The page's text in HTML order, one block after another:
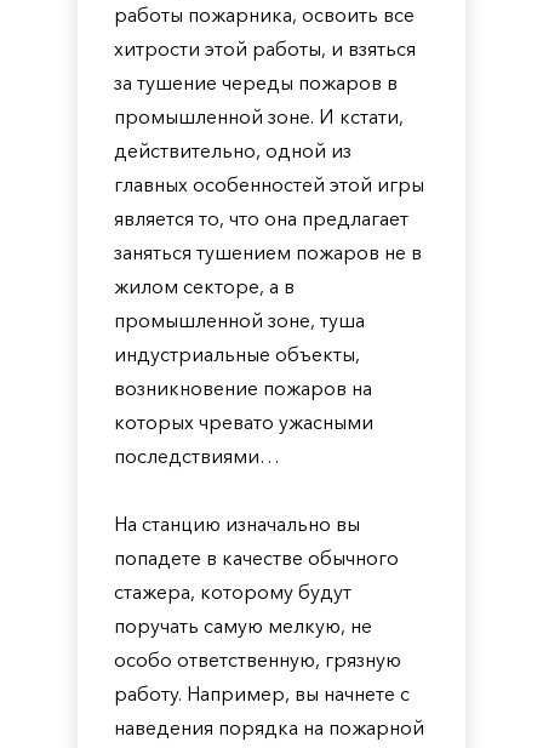
работы пожарника, освоить все
хитрости этой работы, и взяться
за тушение череды пожаров в
промышленной зоне. И кстати,
действительно, одной из
главных особенностей этой игры
является то, что она предлагает
заняться тушением пожаров не в
жилом секторе, а в
промышленной зоне, туша
индустриальные объекты,
возникновение пожаров на
которых чревато ужасными
последствиями…
На станцию изначально вы
попадете в качестве обычного
стажера, которому будут
поручать самую мелкую, не
особо ответственную, грязную
работу. Например, вы начнете с
наведения порядка на пожарной